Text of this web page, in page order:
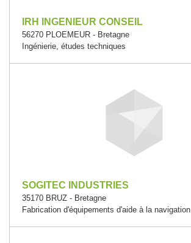
IRH INGENIEUR CONSEIL
56270 PLOEMEUR - Bretagne
Ingénierie, études techniques
SOGITEC INDUSTRIES
35170 BRUZ - Bretagne
Fabrication d'équipements d'aide à la navigation